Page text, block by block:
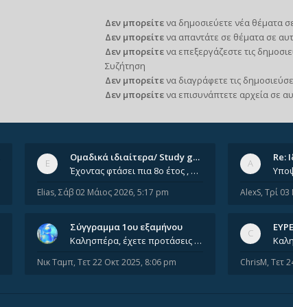
Δεν μπορείτενα δημοσιεύετε νέα θέματα
Δεν μπορείτενα απαντάτε σε θέματα σε
Δεν μπορείτενα επεξεργάζεστε τις
Συζήτηση
Δεν μπορείτενα διαγράφετε τις
Δεν μπορείτενα επισυνάπτετε αρχεία σε
Ομαδικά ιδιαίτερα/ Study group
Έχοντας φτάσει πια 8ο έτος , χρωστώντας ακόμη πολλά και χωρίς καμία όρεξη ούτε να διαβάσω μόνος μου ούτε να παρακολουθήσ
Elias, Σάβ 02 Μάιος 2026, 5:17 pm
Re:
AlexS, Τρί
Σύγγραμμα 1ου εξαμήνου
Καλησπέρα, έχετε προτάσεις για συγγράμματα της ανόργανης χημείας? Είμαι ανάμεσα σε Λιοδάκη, Chung και Atkins
Νικ Ταμπ, Τετ 22 Οκτ 2025, 8:06 pm ChrisM, Τετ